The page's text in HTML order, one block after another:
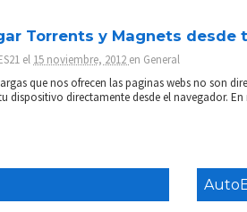
Torrents y Magnets desde
el 15 noviembre, 2012 en General
que nos ofrecen las paginas webs no son
dispositivo directamente desde el navegador.